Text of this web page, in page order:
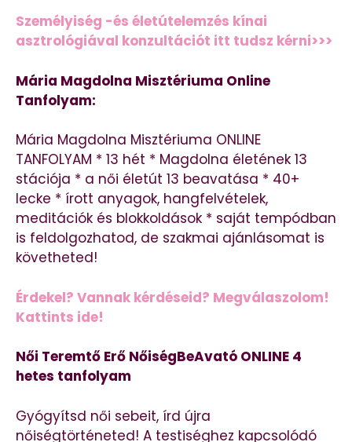
Személyiség -és életútelemzés kínai
asztrológiával konzultációt itt tudsz kérni>>>
Mária Magdolna Misztériuma Online
Tanfolyam:
Mária Magdolna Misztériuma ONLINE
TANFOLYAM * 13 hét * Magdolna életének 13
stációja * a női életút 13 beavatása * 40+
lecke * írott anyagok, hangfelvételek,
meditációk és blokkoldások * saját tempódban
is feldolgozhatod, de szakmai ajánlásomat is
követheted!
Érdekel? Vannak kérdéseid? Megválaszolom!
Kattints ide!
Női Teremtő Erő NőiségBeAvató ONLINE 4
hetes tanfolyam
Gyógyítsd női sebeit, írd újra
nőiségtörténeted! A testiséghez kapcsolódó